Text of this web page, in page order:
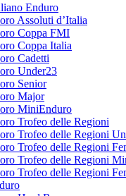
Enduro
Assoluti d’Italia
Coppa FMI
Coppa Italia
Cadetti
Under23
Senior
Major
MiniEnduro
Trofeo delle Regioni
Trofeo delle Regioni
Trofeo delle Regioni
Trofeo delle Regioni
Trofeo delle Regioni